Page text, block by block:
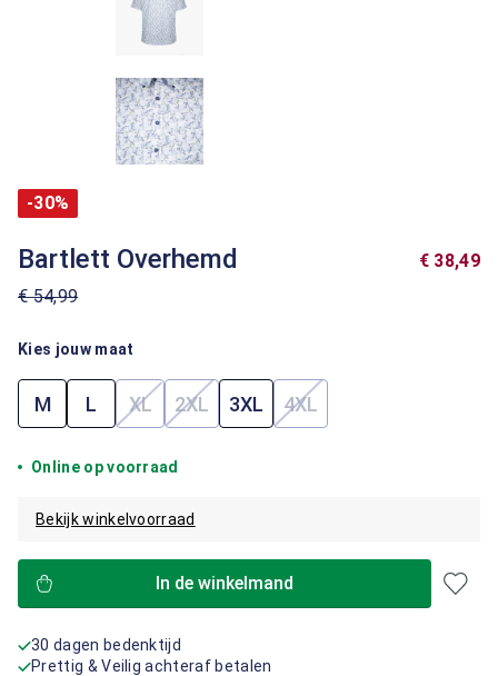
-30%
Bartlett Overhemd
€ 54,99
€ 38,49
Kies jouw maat
M L XL(Deze optie is momenteel niet beschikbaar.)
2XL(Deze optie is momenteel niet
3XL 4XL(Deze optie is
Online op voorraad
Bekijk winkelvoorraad
In de winkelmand
30 dagen bedenktijd
Prettig & Veilig achteraf betalen